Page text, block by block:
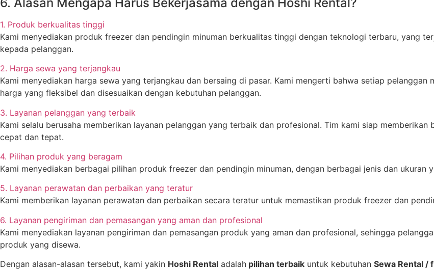
1. Produk berkualitas tinggi
Kami menyediakan produk freezer dan pendingin minuman berkualitas tinggi dengan teknologi terbaru, yang
kepada pelanggan.
2. Harga sewa yang terjangkau
Kami menyediakan harga sewa yang terjangkau dan bersaing di pasar. Kami mengerti bahwa setiap
harga yang fleksibel dan disesuaikan dengan kebutuhan pelanggan.
3. Layanan pelanggan yang terbaik
Kami selalu berusaha memberikan layanan pelanggan yang terbaik dan profesional. Tim kami siap
cepat dan tepat.
4. Pilihan produk yang beragam
Kami menyediakan berbagai pilihan produk freezer dan pendingin minuman, dengan berbagai jenis dan ukuran
5. Layanan perawatan dan perbaikan yang teratur
Kami memberikan layanan perawatan dan perbaikan secara teratur untuk memastikan produk freezer dan
6. Layanan pengiriman dan pemasangan yang aman dan profesional
Kami menyediakan layanan pengiriman dan pemasangan produk yang aman dan profesional, sehingga
produk yang disewa.
Dengan alasan-alasan tersebut, kami yakin Hoshi Rental adalah pilihan terbaik untuk kebutuhan Sewa Rental /